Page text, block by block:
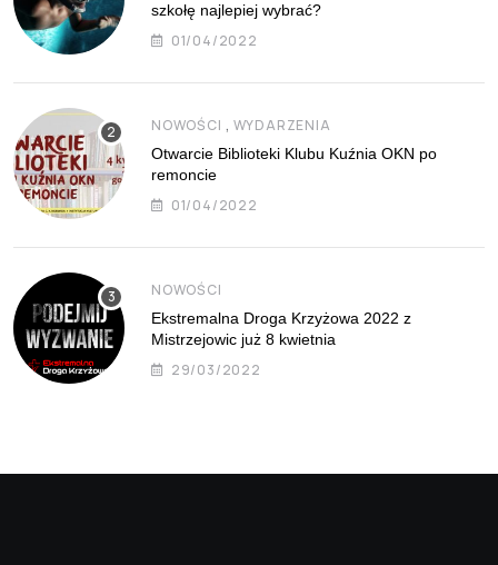
szkołę najlepiej wybrać?
01/04/2022
NOWOŚCI , WYDARZENIA
Otwarcie Biblioteki Klubu Kuźnia OKN po
remoncie
01/04/2022
NOWOŚCI
Ekstremalna Droga Krzyżowa 2022 z
Mistrzejowic już 8 kwietnia
29/03/2022